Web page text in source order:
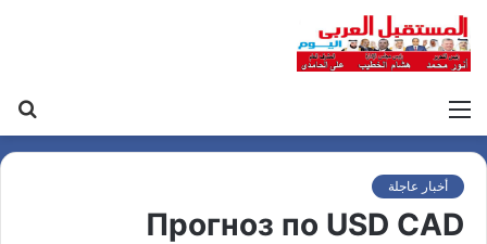
أخبار عاجلة
Прогноз по USD CAD